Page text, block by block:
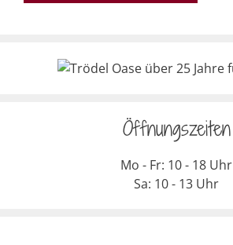
Öffnungszeiten
Mo - Fr: 10 - 18 Uhr
Sa: 10 - 13 Uhr